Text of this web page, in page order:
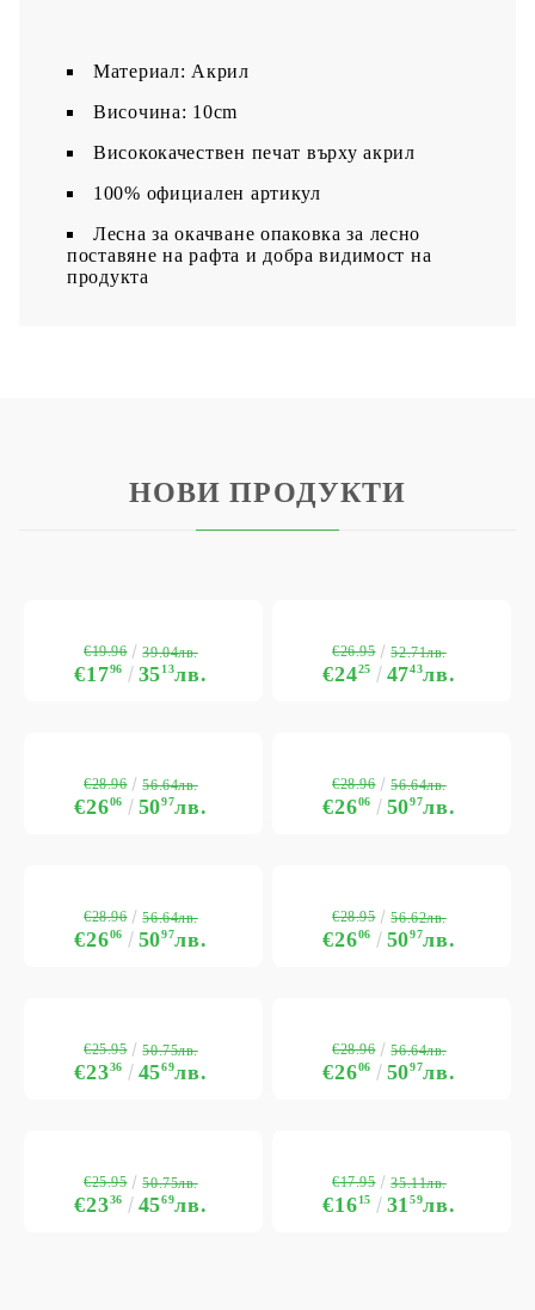
Материал: Акрил
Височина: 10cm
Висококачествен печат върху акрил
100% официален артикул
Лесна за окачване опаковка за лесно
поставяне на рафта и добра видимост на
продукта
НОВИ ПРОДУКТИ
€1796 3513лв.
€19.96 39.04лв.
€2425 4743лв.
€26.95 52.71лв.
€2606 5097лв.
€28.96 56.64лв.
€2606 5097лв.
€28.96 56.64лв.
€2606 5097лв.
€28.96 56.64лв.
€2606 5097лв.
€28.95 56.62лв.
€2336 4569лв.
€25.95 50.75лв.
€2606 5097лв.
€28.96 56.64лв.
€2336 4569лв.
€25.95 50.75лв.
€1615 3159лв.
€17.95 35.11лв.